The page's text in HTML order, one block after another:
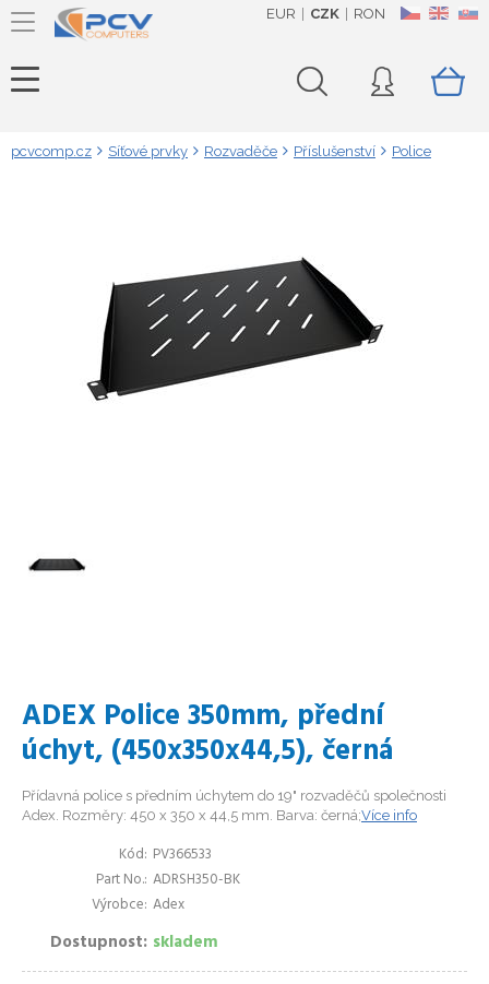
CZ EN SK
EUR CZK RON
pcvcomp.cz Síťové prvky Rozvaděče Příslušenství Police
ADEX Police 350mm, přední
úchyt, (450x350x44,5), černá
Přídavná police s předním úchytem do 19" rozvaděčů společnosti
Adex. Rozměry: 450 x 350 x 44,5 mm. Barva: černá;Více info
Kód PV366533
Part No. ADRSH350-BK
Výrobce Adex
Dostupnost skladem